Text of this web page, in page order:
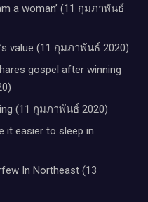
a woman’ (11 กุมภาพันธ์
value (11 กุมภาพันธ์ 2020)
gospel after winning
(11 กุมภาพันธ์ 2020)
it easier to sleep in
In Northeast (13